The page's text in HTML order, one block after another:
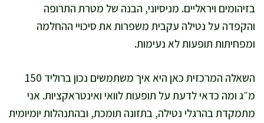
בזיהומים ויראליים. מניסיוני, הבנה של מטרת התרופה
והקפדה על נטילה עקבית משפרות את סיכויי ההחלמה
ומפחיתות תופעות לא נעימות.
השאלה המרכזית כאן היא איך משתמשים נכון ברוליד 150
מ״ג ומה כדאי לדעת על תופעות לוואי ואינטראקציות. אני
מתמקדת בהרגלי נטילה, בתזונה תומכת, ובהתנהלות יומיומית